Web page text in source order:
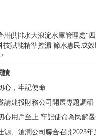
州供排水大浪淀水庫管理處“
技賦能精準控漏 節水惠民成
>
讀
心，牢記使命
請建投財務公司開展專題調研
心用戶至上 牢記使命為民解憂
源、滄潤公司聯合召開2023